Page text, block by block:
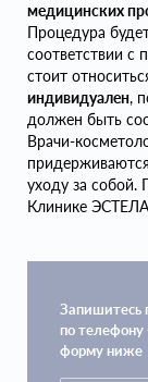
медицинских
Процедура
соответствии с
стоит
индивидуален,
должен быть
Врачи-
уходу за собой.
Клинике
Запишитесь
по
форму ниже